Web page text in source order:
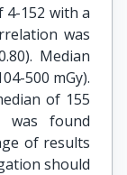
4-152 with a
was
Median
500 mGy).
of 155
was found
of results
should